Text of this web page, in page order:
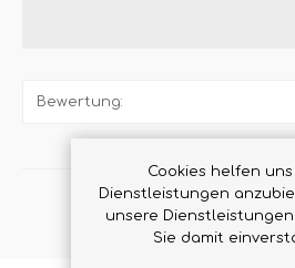
Bewertung:
BEWERTUNG
Cookies helfen
Dienstleistungen
unsere
Sie damit